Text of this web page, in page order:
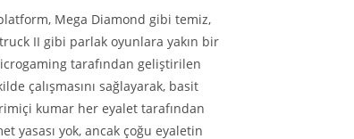
Mega Diamond gibi temiz,
II gibi parlak oyunlara yakın bir
tarafından geliştirilen
çalışmasını sağlayarak, basit
kumar her eyalet tarafından
yasası yok, ancak çoğu eyaletin